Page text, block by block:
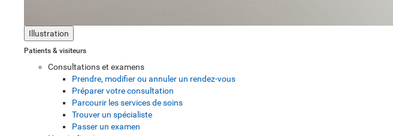
Illustration
Patients & visiteurs
Consultations et examens
Prendre, modifier ou annuler un rendez-vous
Préparer votre consultation
Parcourir les services de soins
Trouver un spécialiste
Passer un examen